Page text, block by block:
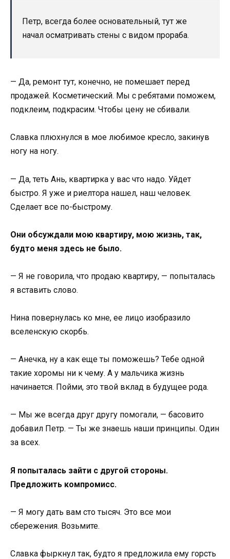
Петр, всегда более основательный, тут же
начал осматривать стены с видом прораба.
— Да, ремонт тут, конечно, не помешает перед
продажей. Косметический. Мы с ребятами поможем,
подклеим, подкрасим. Чтобы цену не сбивали.
Славка плюхнулся в мое любимое кресло, закинув
ногу на ногу.
— Да, теть Ань, квартирка у вас что надо. Уйдет
быстро. Я уже и риелтора нашел, наш человек.
Сделает все по-быстрому.
Они обсуждали мою квартиру, мою жизнь, так,
будто меня здесь не было.
— Я не говорила, что продаю квартиру, — попыталась
я вставить слово.
Нина повернулась ко мне, ее лицо изобразило
вселенскую скорбь.
— Анечка, ну а как еще ты поможешь? Тебе одной
такие хоромы ни к чему. А у мальчика жизнь
начинается. Пойми, это твой вклад в будущее рода.
— Мы же всегда друг другу помогали, — басовито
добавил Петр. — Ты же знаешь наши принципы. Один
за всех.
Я попыталась зайти с другой стороны.
Предложить компромисс.
— Я могу дать вам сто тысяч. Это все мои
сбережения. Возьмите.
Славка фыркнул так, будто я предложила ему горсть